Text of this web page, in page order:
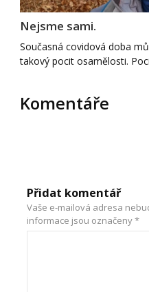
Nejsme sami.
Současná covidová doba
takový pocit osamělosti.
Komentáře
Přidat komentář
Vaše e-mailová adresa
informace jsou označeny*